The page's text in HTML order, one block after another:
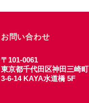
お問い合わせ
〒101-0061
東京都千代田区神田三崎町
3-6-14 KAYA水道橋 5F